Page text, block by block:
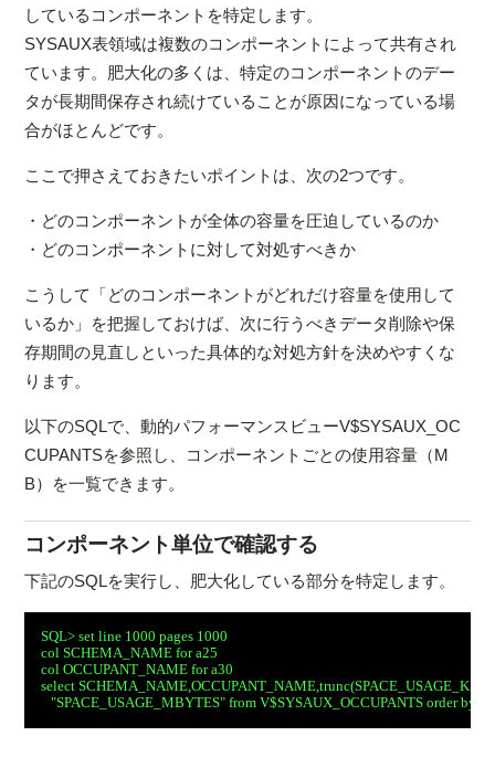
しているコンポーネントを特定します。
SYSAUX表領域は複数のコンポーネントによって共有され
ています。肥大化の多くは、特定のコンポーネントのデー
タが長期間保存され続けていることが原因になっている場
合がほとんどです。
ここで押さえておきたいポイントは、次の2つです。
・どのコンポーネントが全体の容量を圧迫しているのか
・どのコンポーネントに対して対処すべきか
こうして「どのコンポーネントがどれだけ容量を使用して
いるか」を把握しておけば、次に行うべきデータ削除や保
存期間の見直しといった具体的な対処方針を決めやすくな
ります。
以下のSQLで、動的パフォーマンスビューV$SYSAUX_OC
CUPANTSを参照し、コンポーネントごとの使用容量（M
B）を一覧できます。
コンポーネント単位で確認する
下記のSQLを実行し、肥大化している部分を特定します。
SQL> set line 1000 pages 1000
col SCHEMA_NAME for a25
col OCCUPANT_NAME for a30
select
"SPACE_USAGE_MBYTES" from V$SYSAUX_OCCUPANTS order by 3